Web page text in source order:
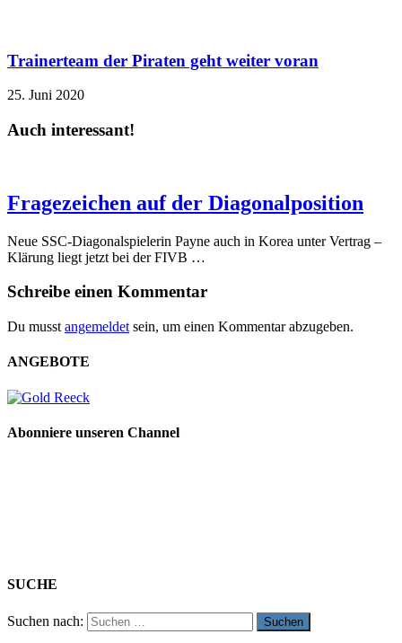
Trainerteam der Piraten geht weiter voran
25. Juni 2020
Auch interessant!
Fragezeichen auf der Diagonalposition
Neue SSC-Diagonalspielerin Payne auch in Korea unter Vertrag –
Klärung liegt jetzt bei der FIVB …
Schreibe einen Kommentar
Du musst angemeldet sein, um einen Kommentar abzugeben.
ANGEBOTE
Abonniere unseren Channel
SUCHE
Suchen nach: